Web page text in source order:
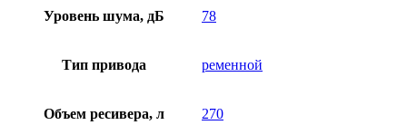
Уровень шума, дБ 78
Тип привода ременной
Объем ресивера, л 270